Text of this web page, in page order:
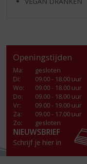
Openingstijden
Ma:
gesloten
Di:
09.00 - 18.00 uur
Wo:
09.00 - 18.00 uur
Do:
09.00 - 18.00 uur
Vr:
09.00 - 19.00 uur
Za:
09.00 - 17.00 uur
Zo:
gesloten
NIEUWSBRIEF
Schrijf je hier in